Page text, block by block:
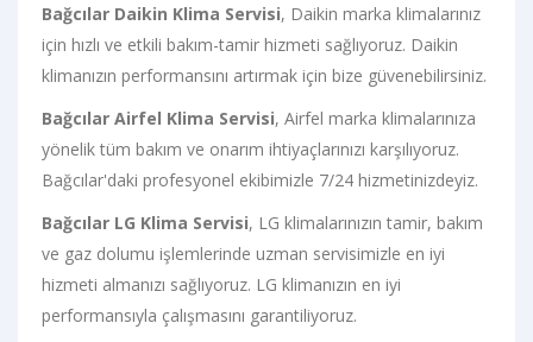
Bağcılar Daikin Klima Servisi, Daikin marka klimalarınız
için hızlı ve etkili bakım-tamir hizmeti sağlıyoruz. Daikin
klimanızın performansını artırmak için bize güvenebilirsiniz.
Bağcılar Airfel Klima Servisi, Airfel marka klimalarınıza
yönelik tüm bakım ve onarım ihtiyaçlarınızı karşılıyoruz.
Bağcılar'daki profesyonel ekibimizle 7/24 hizmetinizdeyiz.
Bağcılar LG Klima Servisi, LG klimalarınızın tamir, bakım
ve gaz dolumu işlemlerinde uzman servisimizle en iyi
hizmeti almanızı sağlıyoruz. LG klimanızın en iyi
performansıyla çalışmasını garantiliyoruz.